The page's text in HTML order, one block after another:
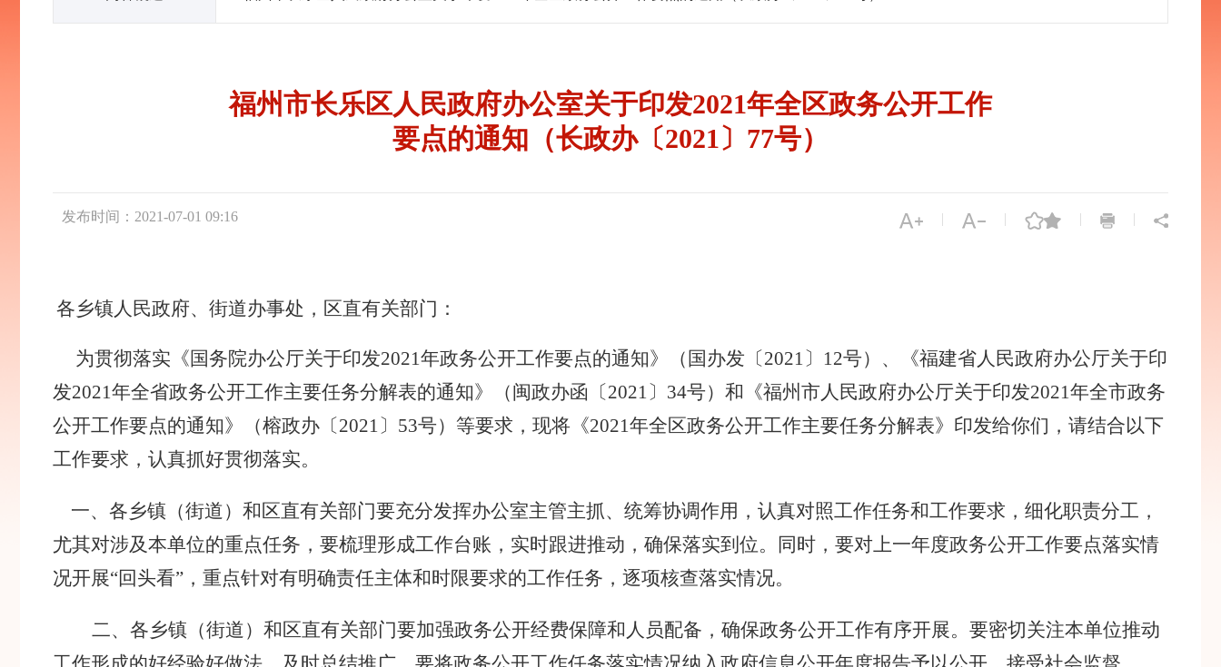
福州市长乐区人民政府办公室关于印发2021年全区政务公开工作
要点的通知（长政办〔2021〕77号）
发布时间：2021-07-01 09:16 | | | |
各乡镇人民政府、街道办事处， 区直有关部门 ：
为贯彻落实《国务院办公厅关于印发2021年政务公开工作要点的通知》（国办发〔2021〕12号） 、
《福建省人民政府办公厅关于印
发2021年全省政务公开工作主要任务分解表的通知》（闽政办函〔2021〕34号） 和《福州市人民政府办公厅关于印发2021年全市政务
公开工作要点的通知》 （榕政办〔2021〕 53号） 等要求，现将《2021年全区政务公开工作主要任务分解表》印发给你们，请结合以下
工作要求， 认真抓好贯彻落实。
一、 各乡镇（街道）和区直有关部门要充分发挥办公室主管主抓、统筹协调作用，认真对照工作任务和工作要求，细化职责分工，
尤其对涉及本单位的重点任务，要梳理形成工作台账，实时跟进推动，确保落实到位。同时，要对上一年度政务公开工作要点落实情
况开展“回头看”，重点针对有明确责任主体和时限要求的工作任务，逐项核查落实情况。
二、 各乡镇（街道）和区直有关部门要加强政务公开经费保障和人员配备，确保政务公开工作有序开展。要密切关注本单位推动